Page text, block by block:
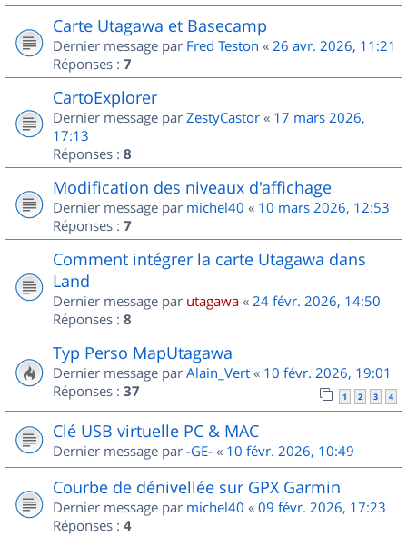
Carte Utagawa et Basecamp
Dernier message par Fred Teston « 26 avr. 2026, 11:21
Réponses : 7
CartoExplorer
Dernier message par ZestyCastor « 17 mars 2026,
17:13
Réponses : 8
Modification des niveaux d'affichage
Dernier message par michel40 « 10 mars 2026, 12:53
Réponses : 7
Comment intégrer la carte Utagawa dans
Land
Dernier message par utagawa « 24 févr. 2026, 14:50
Réponses : 8
Typ Perso MapUtagawa
Dernier message par Alain_Vert « 10 févr. 2026, 19:01
Réponses : 37 1 2 3 4
Clé USB virtuelle PC & MAC
Dernier message par -GE- « 10 févr. 2026, 10:49
Courbe de dénivellée sur GPX Garmin
Dernier message par michel40 « 09 févr. 2026, 17:23
Réponses : 4